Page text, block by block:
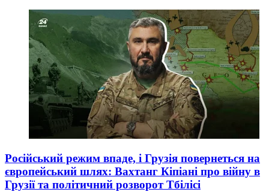
Російський режим впаде, і Грузія повернеться на
європейський шлях: Вахтанг Кіпіані про війну в
Грузії та політичний розворот Тбілісі